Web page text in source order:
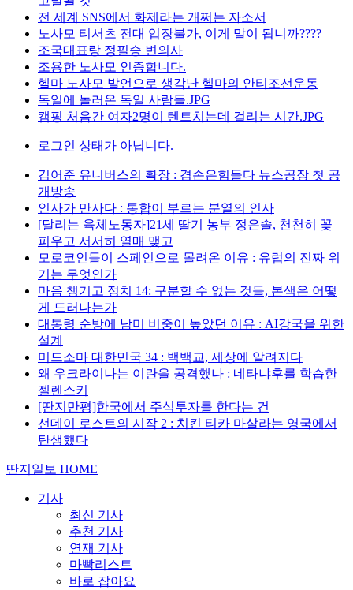
전 세계 SNS에서 화제라는 개쩌는 자소서
노사모 티서츠 전대 입장불가, 이게 말이 됩니까????
조국대표랑 정필승 변의사
조용한 노사모 인증합니다.
헬마 노사모 발언으로 생각난 헬마의 안티조선운동
독일에 놀러온 독일 사람들.JPG
캠핑 처음간 여자2명이 텐트치는데 걸리는 시간.JPG
로그인 상태가 아닙니다.
김어준 유니버스의 확장 : 겸손은힘들다 뉴스공장 첫 공
개방송
인사가 만사다 : 통합이 부르는 분열의 인사
[달리는 육체노동자]21세 딸기 농부 정은솔, 천천히 꽃
피우고 서서히 열매 맺고
모로코인들이 스페인으로 몰려온 이유 : 유럽의 진짜 위
기는 무엇인가
마음 챙기고 정치 14: 구분할 수 없는 것들, 본색은 어떻
게 드러나는가
대통령 순방에 남미 비중이 높았던 이유 : AI강국을 위한
설계
미드소마 대한민국 34 : 백백교, 세상에 알려지다
왜 우크라이나는 이란을 공격했나 : 네타냐후를 학습한
젤렌스키
[딴지만평]한국에서 주식투자를 한다는 건
선데이 로스트의 시작 2 : 치킨 티카 마살라는 영국에서
탄생했다
딴지일보 HOME
기사
최신 기사
추천 기사
연재 기사
마빡리스트
바로 잡아요